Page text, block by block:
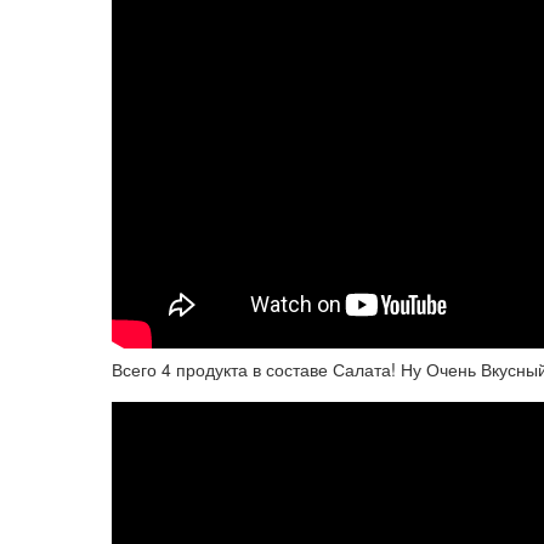
Всего 4 продукта в составе Салата! Ну Очень